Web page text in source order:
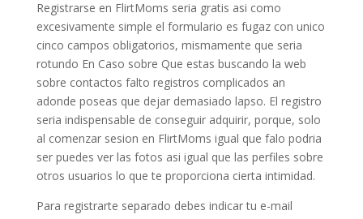
Registrarse en FlirtMoms seri­a gratis asi­ como
excesivamente simple el formulario es fugaz con unico
cinco campos obligatorios, mismamente que seria
rotundo En Caso sobre Que estas buscando la web
sobre contactos falto registros complicados an
adonde poseas que dejar demasiado lapso. El registro
seria indispensable de conseguir adquirir, porque, solo
al comenzar sesion en FlirtMoms igual que falo podri­a
ser puedes ver las fotos asi igual que las perfiles sobre
otros usuarios lo que te proporciona cierta intimidad.
Para registrarte separado debes indicar tu e-mail